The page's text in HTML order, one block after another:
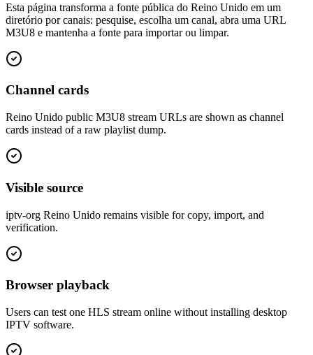
Esta página transforma a fonte pública do Reino Unido em um
diretório por canais: pesquise, escolha um canal, abra uma URL
M3U8 e mantenha a fonte para importar ou limpar.
Channel cards
Reino Unido public M3U8 stream URLs are shown as channel
cards instead of a raw playlist dump.
Visible source
iptv-org Reino Unido remains visible for copy, import, and
verification.
Browser playback
Users can test one HLS stream online without installing desktop
IPTV software.